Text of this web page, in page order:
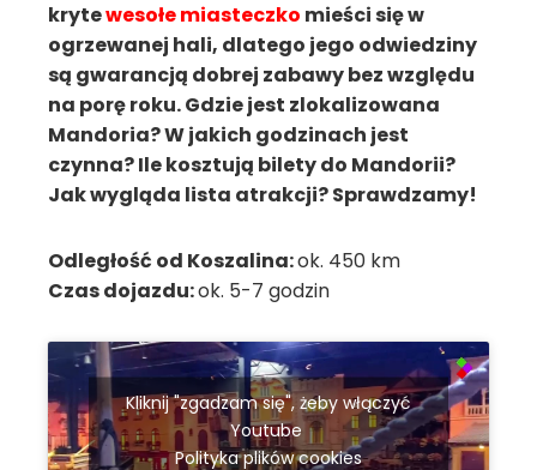
krytewesołe miasteczko mieści się w
ogrzewanej hali, dlatego jego odwiedziny
są gwarancją dobrej zabawy bez względu
na porę roku. Gdzie jest zlokalizowana
Mandoria? W jakich godzinach jest
czynna? Ile kosztują bilety do Mandorii?
Jak wygląda lista atrakcji? Sprawdzamy!
Odległość od Koszalina:ok. 450 km
Czas dojazdu:ok. 5-7 godzin
Kliknij "zgadzam się", żeby włączyć
Youtube
Polityka plików cookies